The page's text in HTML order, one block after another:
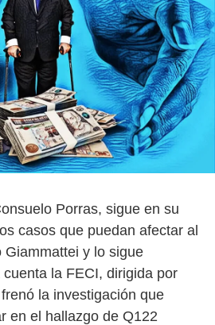
Porras, sigue en su
casos que puedan afectar al
Giammattei y lo sigue
la FECI, dirigida por
la investigación que
en el hallazgo de Q122